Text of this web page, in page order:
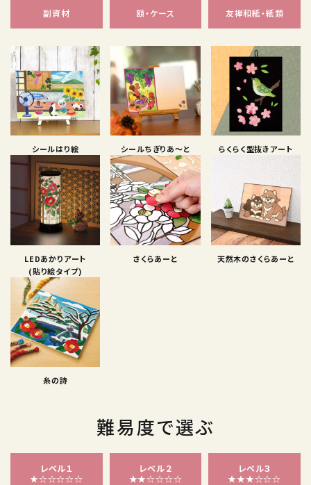
副資材 額・ケース 友禅和紙・紙類
シールはり絵 シールちぎりあ〜と らくらく型抜きアート
LEDあかりアート
(貼り絵タイプ)
さくらあーと 天然木のさくらあーと
糸の詩
難易度で選ぶ
レベル１
★☆☆☆☆☆
レベル２
★★☆☆☆☆
レベル３
★★★☆☆☆